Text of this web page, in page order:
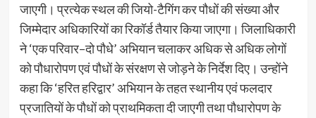
जाएगी। प्रत्येक स्थल की जियो-टैगिंग कर पौधों की संख्या और
जिम्मेदार अधिकारियों का रिकॉर्ड तैयार किया जाएगा। जिलाधिकारी
ने ‘एक परिवार–दो पौधे’ अभियान चलाकर अधिक से अधिक लोगों
को पौधारोपण एवं पौधों के संरक्षण से जोड़ने के निर्देश दिए। उन्होंने
कहा कि ‘हरित हरिद्वार’ अभियान के तहत स्थानीय एवं फलदार
प्रजातियों के पौधों को प्राथमिकता दी जाएगी तथा पौधारोपण के